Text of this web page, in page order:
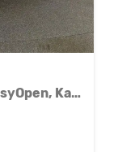
1.5 eTSI 110 kW Life VIII DSG Life, easyOpen, Kamera, LED, Side, Winter, 3 J.-Garantie